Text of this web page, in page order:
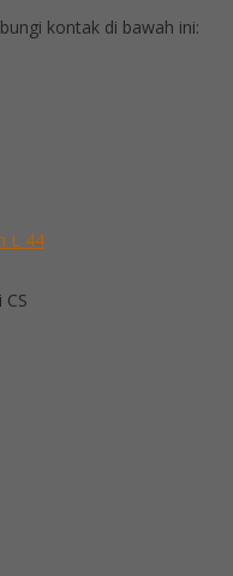
kontak di bawah ini:
L 44